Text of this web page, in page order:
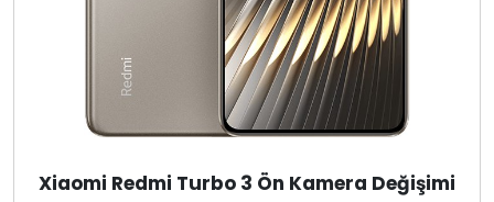
Xiaomi Redmi Turbo 3 Ön Kamera Değişimi